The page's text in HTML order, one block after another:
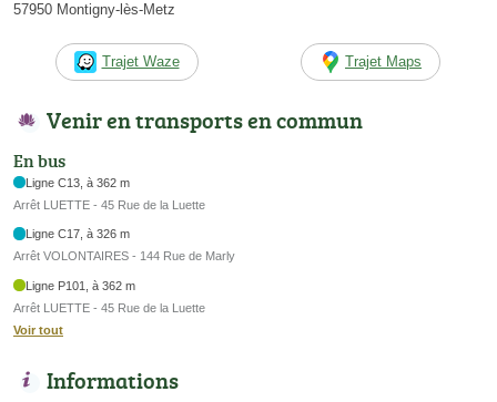
57950 Montigny-lès-Metz
Trajet Waze Trajet Maps
Venir en transports en commun
En bus
Ligne C13, à 362 m
Arrêt LUETTE - 45 Rue de la Luette
Ligne C17, à 326 m
Arrêt VOLONTAIRES - 144 Rue de Marly
Ligne P101, à 362 m
Arrêt LUETTE - 45 Rue de la Luette
Voir tout
Informations